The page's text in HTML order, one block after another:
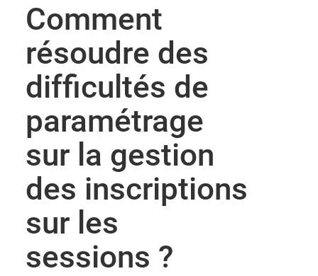
Comment
résoudre des
difficultés de
paramétrage
sur la gestion
des inscriptions
sur les
sessions ?